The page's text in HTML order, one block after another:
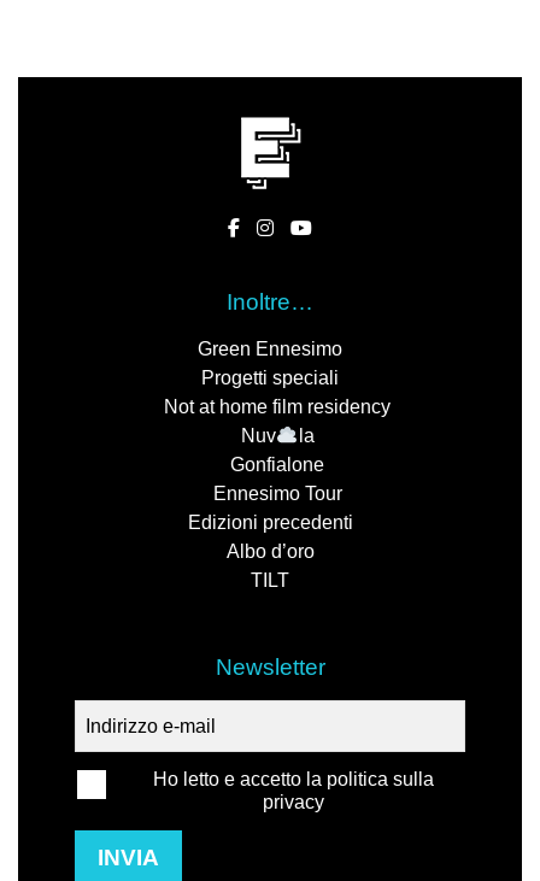
Inoltre…
Green Ennesimo
Progetti speciali
Not at home film residency
Nuv
la
Gonfialone
Ennesimo Tour
Edizioni precedenti
Albo d’oro
TILT
Newsletter
Ho letto e accetto la politica sulla
privacy
INVIA